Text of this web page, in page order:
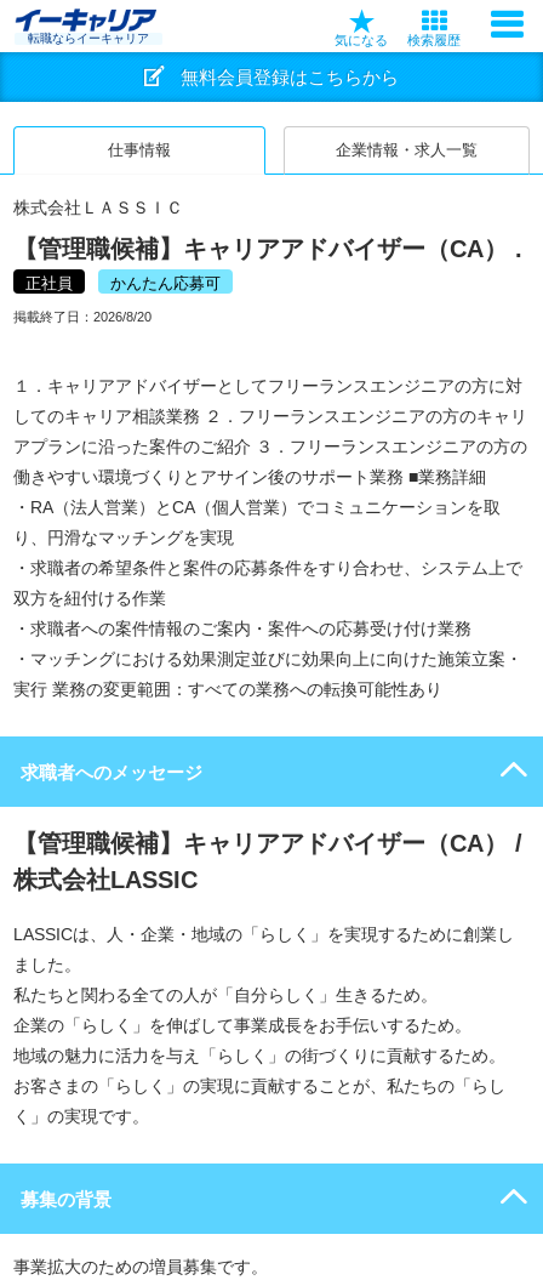
転職ならイーキャリア 気になる 検索履歴
無料会員登録はこちらから
仕事情報 企業情報・求人一覧
株式会社ＬＡＳＳＩＣ
【管理職候補】キャリアアドバイザー（CA） .
正社員 かんたん応募可
掲載終了日： 2026/8/20
１．キャリアアドバイザーとしてフリーランスエンジニアの方に対
してのキャリア相談業務 ２．フリーランスエンジニアの方のキャリ
アプランに沿った案件のご紹介 ３．フリーランスエンジニアの方の
働きやすい環境づくりとアサイン後のサポート業務 ■業務詳細
・RA（法人営業）とCA（個人営業）でコミュニケーションを取
り、円滑なマッチングを実現
・求職者の希望条件と案件の応募条件をすり合わせ、システム上で
双方を紐付ける作業
・求職者への案件情報のご案内・案件への応募受け付け業務
・マッチングにおける効果測定並びに効果向上に向けた施策立案・
実行 業務の変更範囲：すべての業務への転換可能性あり
求職者へのメッセージ
【管理職候補】キャリアアドバイザー（CA） /
株式会社LASSIC
LASSICは、人・企業・地域の「らしく」を実現するために創業し
ました。
私たちと関わる全ての人が「自分らしく」生きるため。
企業の「らしく」を伸ばして事業成長をお手伝いするため。
地域の魅力に活力を与え「らしく」の街づくりに貢献するため。
お客さまの「らしく」の実現に貢献することが、私たちの「らし
く」の実現です。
募集の背景
事業拡大のための増員募集です。